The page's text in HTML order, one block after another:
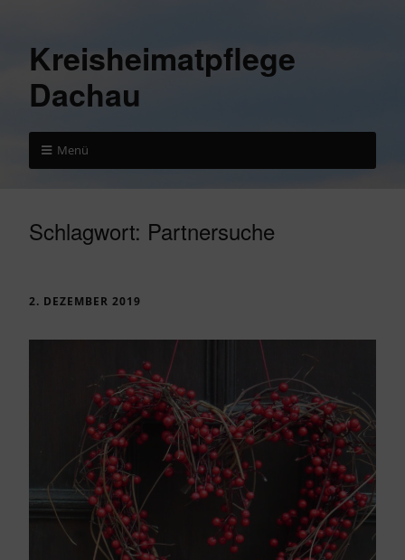
Kreisheimatpflege
Dachau
Menü
Schlagwort: Partnersuche
2. DEZEMBER 2019